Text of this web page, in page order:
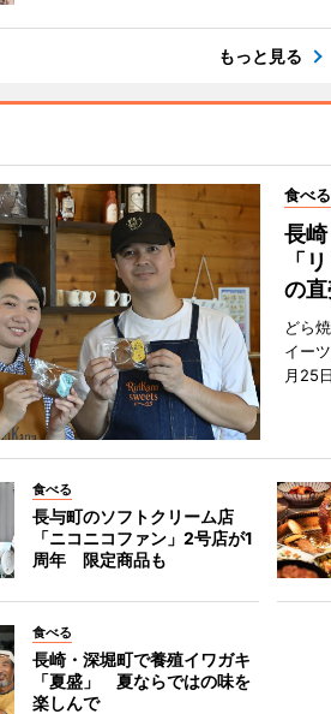
もっと見る
食べる
長
「
の
どら
イー
月25
食べる
長与町のソフトクリーム店
「ニコニコファン」2号店が1
周年 限定商品も
食べる
長崎・深堀町で養殖イワガキ
「夏盛」 夏ならではの味を
楽しんで